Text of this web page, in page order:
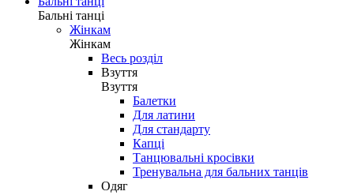
Бальні танці
Жінкам
Жінкам
Весь розділ
Взуття
Взуття
Балетки
Для латини
Для стандарту
Капці
Танцювальні кросівки
Тренувальна для бальних танців
Одяг